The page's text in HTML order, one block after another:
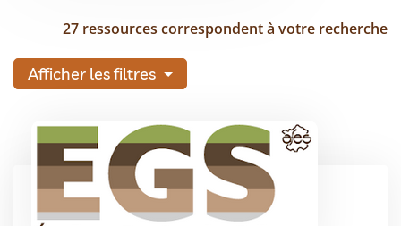
27 ressources correspondent à votre recherche
Afficher les filtres